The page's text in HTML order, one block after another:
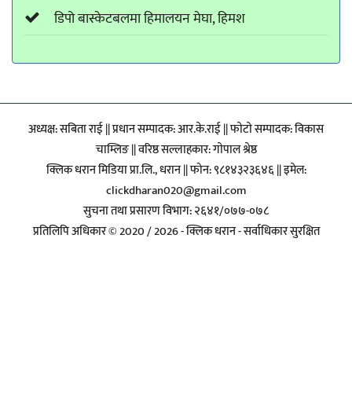
डिपो बास्केटबलमा हिमालयन मेघा, हिमश
अध्यक्ष: सबिता राई || प्रधान सम्पादक: आर.के.राई || फाेटाे सम्पादक: विकास
चाम्लिङ || वरिष्ठ सल्लाहकार: गाेपाल श्रेष्ठ
क्लिक धरान मिडिया प्रा.लि., धरान || फोन: ९८१४३२३६४६ || इमेल:
clickdharan020@gmail.com
सुचना तथा प्रसारण विभाग: २६४१/०७७-०७८
प्रतिलिपि अधिकार © 2020 / 2026 - क्लिक धरान - सर्वाधिकार सुरक्षित